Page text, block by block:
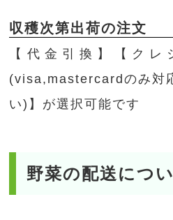
収穫次第出荷の注文
【代金引換】【クレ
(visa,mastercardのみ対
い)】が選択可能です
野菜の配送につ